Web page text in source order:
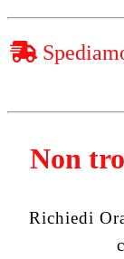
Non
Richiedi